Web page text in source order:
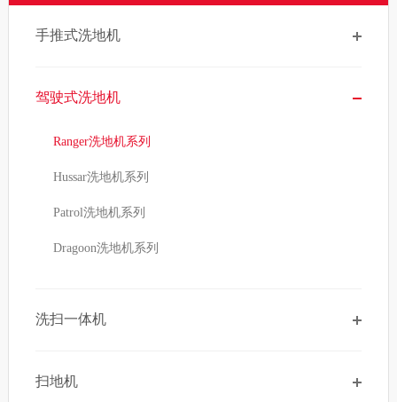
手推式洗地机
驾驶式洗地机
Ranger洗地机系列
Hussar洗地机系列
Patrol洗地机系列
Dragoon洗地机系列
洗扫一体机
扫地机